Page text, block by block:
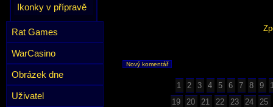
Ikonky v přípravě
Rat Games
WarCasino
Obrázek dne
Uživatel
Nový komentář
1 2 3 4 5 6 7 8 9
19
20 21 22 23 24
25